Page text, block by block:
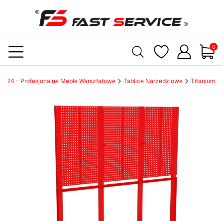
- Profesjonalne Meble Warsztatowe Tablice Narzedziowe Titanium